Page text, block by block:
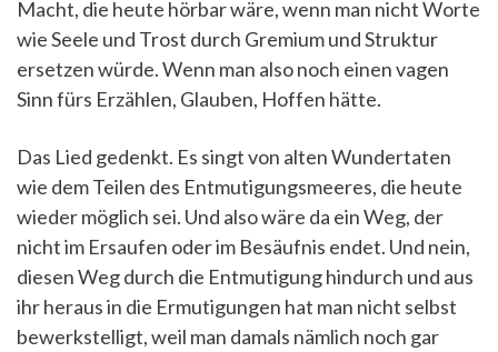
Macht, die heute hörbar wäre, wenn man nicht Worte
wie Seele und Trost durch Gremium und Struktur
ersetzen würde. Wenn man also noch einen vagen
Sinn fürs Erzählen, Glauben, Hoffen hätte.
Das Lied gedenkt. Es singt von alten Wundertaten
wie dem Teilen des Entmutigungsmeeres, die heute
wieder möglich sei. Und also wäre da ein Weg, der
nicht im Ersaufen oder im Besäufnis endet. Und nein,
diesen Weg durch die Entmutigung hindurch und aus
ihr heraus in die Ermutigungen hat man nicht selbst
bewerkstelligt, weil man damals nämlich noch gar